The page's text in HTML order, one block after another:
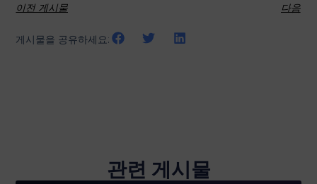
이전 게시물 다음
게시물을 공유하세요:
관련 게시물